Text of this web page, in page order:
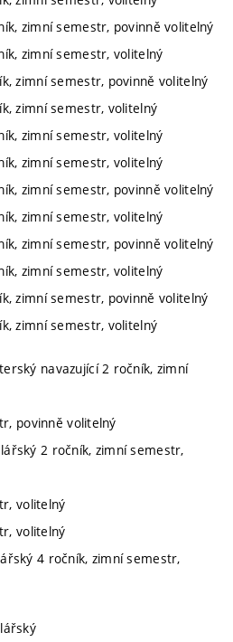
zimní semestr, povinně volitelný
zimní semestr, volitelný
zimní semestr, povinně volitelný
zimní semestr, volitelný
zimní semestr, volitelný
zimní semestr, volitelný
zimní semestr, povinně volitelný
zimní semestr, volitelný
zimní semestr, povinně volitelný
zimní semestr, volitelný
zimní semestr, povinně volitelný
zimní semestr, volitelný
navazující 2 ročník, zimní
povinně volitelný
2 ročník, zimní semestr,
volitelný
volitelný
4 ročník, zimní semestr,